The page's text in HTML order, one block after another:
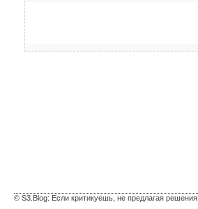
© S3.Blog: Если критикуешь, не предлагая